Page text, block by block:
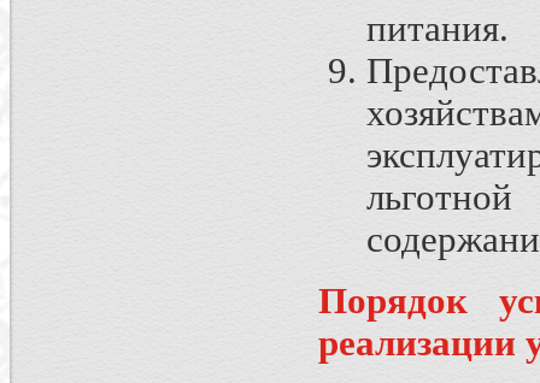
питания.
Порядок
реализации